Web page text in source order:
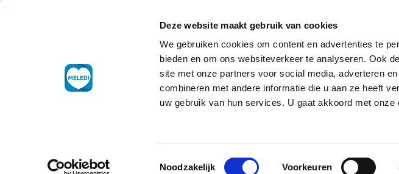
Deze website maakt gebruik van cookies
We gebruiken cookies om content en advertenties te
bieden en om ons websiteverkeer te analyseren. Ook
site met onze partners voor social media, adverteren
combineren met andere informatie die u aan ze heeft
uw gebruik van hun services. U gaat akkoord met
Toestemmingsselectie
Noodzakelijk Voorkeuren
Ga naar de inhoud
Droogwaren
Show submenu for
Koelproducten
Show
Home Horeca Diamond Pack